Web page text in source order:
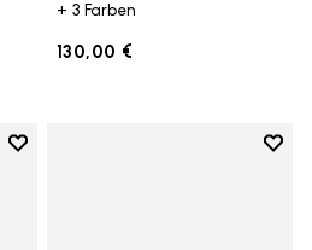
+ 3 Farben
130,00 €
Add to wishlist
Add